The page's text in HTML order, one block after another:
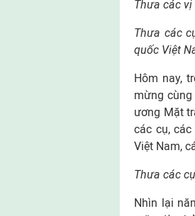
Thưa các vị
Thưa các
quốc Việt
Hôm nay,
mừng cùng
ương Mặt
các cụ,
Việt Nam,
Thưa các
Nhìn lại